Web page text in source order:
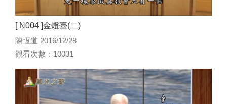
[ N004 ]金燈臺(二)
陳恆道 2016/12/28
觀看次數：10031